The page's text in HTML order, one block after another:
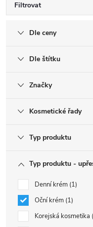
Filtrovat
Dle ceny
Dle štítku
Značky
Kosmetické řady
Typ produktu
Typ produktu -
Denní krém 1
Oční krém 1
Korejská kosmetika